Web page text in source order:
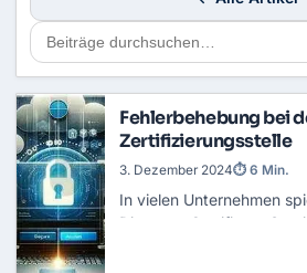
Fehlerbehebung bei
Zertifizierungsstelle
In vielen Unternehmen
Directory Certificate
zentrale Rolle bei der
3. Dezember 2024⏱ 6 Min.